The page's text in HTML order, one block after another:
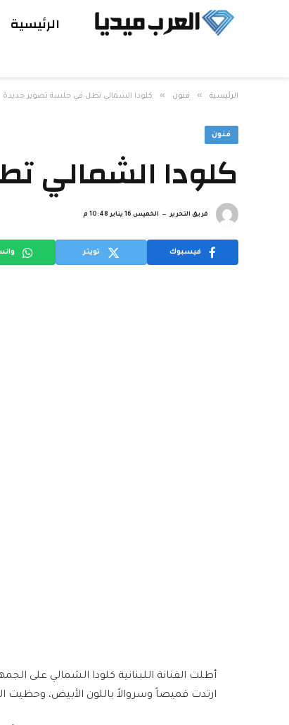
الرئيسية
الرئيسية » فنون » كلودا الشمالي تطل في جلسة تصوير جديدة
فنون
كلودا الشمالي
فريق التحرير الخميس 16 يناير 10:48 م
فيسبوك تويتر
أطلت الفنانة اللبنانية كلودا الشمالي على
ارتدت قميصاً وسروالاً باللون الأبيض، وحظيت